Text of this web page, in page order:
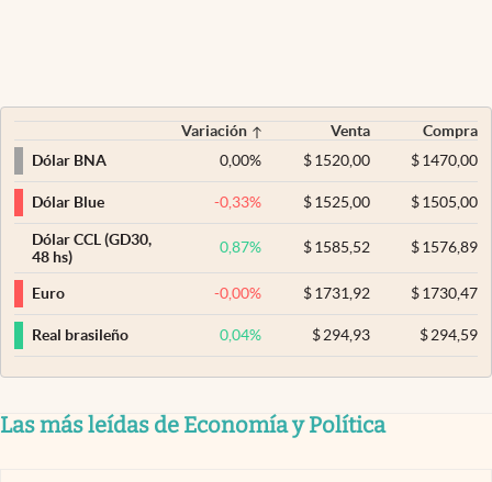
Variación Venta
Compra
Dólar BNA
0,00% $ 1520,00 $1470,00
Dólar Blue -0,33% $ 1525,00 $1505,00
Dólar CCL (GD30,
48 hs)
0,87% $ 1585,52 $1576,89
Euro -0,00% $ 1731,92 $1730,47
Real brasileño 0,04% $ 294,93 $294,59
Las más leídas de Economía y Política